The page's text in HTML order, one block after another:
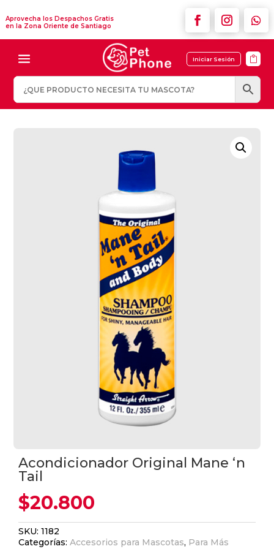
Aprovecha los Despachos Gratis
en la Zona Oriente de Santiago
Iniciar Sesión 
Acondicionador Original Mane ‘n
Tail
$20.800
SKU:1182
Categorías:Accesorios para Mascotas, Para Más